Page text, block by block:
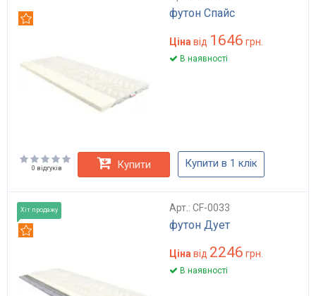
футон Спайс
Ціна від 1646 грн.
В наявності
0 відгуків Купити Купити в 1 клік
Хіт продажу Арт.: CF-0033
футон Дует
Ціна від 2246 грн.
В наявності